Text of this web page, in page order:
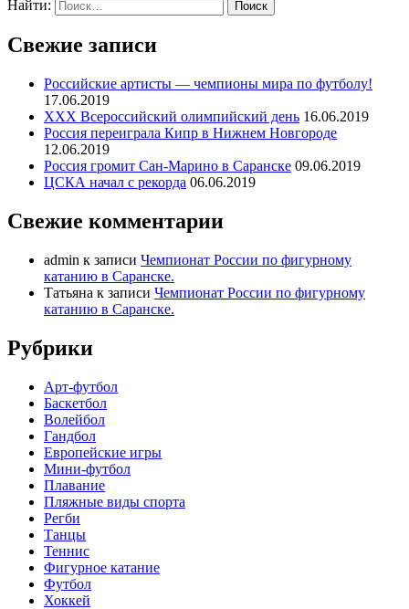
Найти:
Свежие записи
Российские артисты — чемпионы мира по футболу!
17.06.2019
ХХХ Всероссийский олимпийский день 16.06.2019
Россия переиграла Кипр в Нижнем Новгороде
12.06.2019
Россия громит Сан-Марино в Саранске 09.06.2019
ЦСКА начал с рекорда 06.06.2019
Свежие комментарии
admin к записи Чемпионат России по фигурному
катанию в Саранске.
Татьяна к записи Чемпионат России по фигурному
катанию в Саранске.
Рубрики
Арт-футбол
Баскетбол
Волейбол
Гандбол
Европейские игры
Мини-футбол
Плавание
Пляжные виды спорта
Регби
Танцы
Теннис
Фигурное катание
Футбол
Хоккей